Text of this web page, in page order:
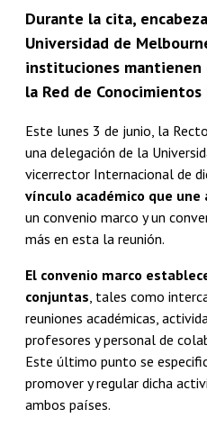
Durante la cita,
Universidad de
instituciones mantienen
la Red de
Este lunes 3 de junio, la
una delegación de la
vicerrector Internacional de
vínculo académico que
un convenio marco y un
más en esta la reunión.
El convenio marco
conjuntas , tales como
reuniones académicas,
profesores y personal de
Este último punto se
promover y regular dicha
ambos países.